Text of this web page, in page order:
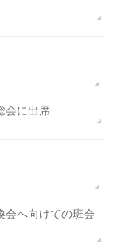
会に出席
会へ向けての班会